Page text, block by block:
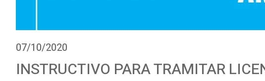
07/10/2020
INSTRUCTIVO PARA TRAMITAR